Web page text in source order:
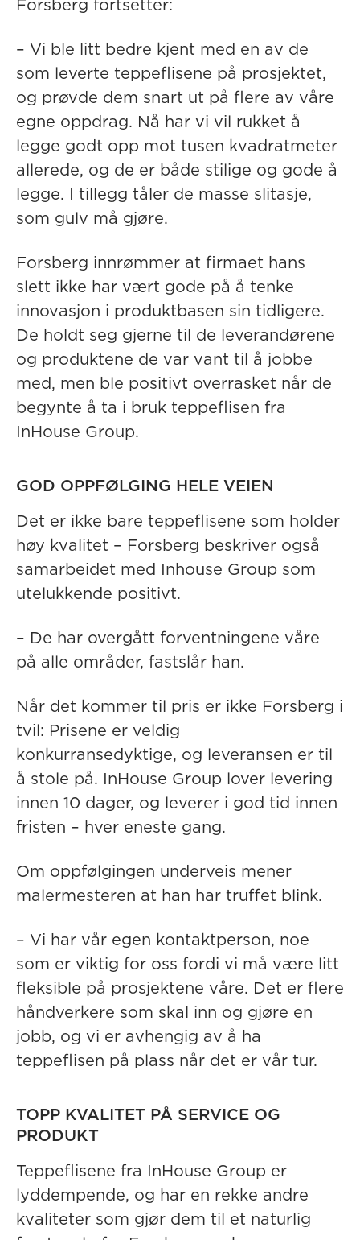
Forsberg fortsetter:
– Vi ble litt bedre kjent med en av de
som leverte teppeflisene på prosjektet,
og prøvde dem snart ut på flere av våre
egne oppdrag. Nå har vi vil rukket å
legge godt opp mot tusen kvadratmeter
allerede, og de er både stilige og gode å
legge. I tillegg tåler de masse slitasje,
som gulv må gjøre.
Forsberg innrømmer at firmaet hans
slett ikke har vært gode på å tenke
innovasjon i produktbasen sin tidligere.
De holdt seg gjerne til de leverandørene
og produktene de var vant til å jobbe
med, men ble positivt overrasket når de
begynte å ta i bruk teppeflisen fra
InHouse Group.
GOD OPPFØLGING HELE VEIEN
Det er ikke bare teppeflisene som holder
høy kvalitet – Forsberg beskriver også
samarbeidet med Inhouse Group som
utelukkende positivt.
– De har overgått forventningene våre
på alle områder, fastslår han.
Når det kommer til pris er ikke Forsberg i
tvil: Prisene er veldig
konkurransedyktige, og leveransen er til
å stole på. InHouse Group lover levering
innen 10 dager, og leverer i god tid innen
fristen – hver eneste gang.
Om oppfølgingen underveis mener
malermesteren at han har truffet blink.
– Vi har vår egen kontaktperson, noe
som er viktig for oss fordi vi må være litt
fleksible på prosjektene våre. Det er flere
håndverkere som skal inn og gjøre en
jobb, og vi er avhengig av å ha
teppeflisen på plass når det er vår tur.
TOPP KVALITET PÅ SERVICE OG
PRODUKT
Teppeflisene fra InHouse Group er
lyddempende, og har en rekke andre
kvaliteter som gjør dem til et naturlig